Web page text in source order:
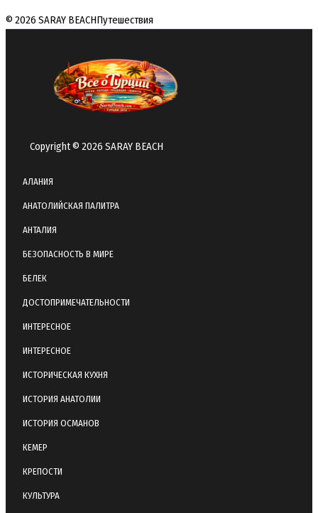
© 2026 SARAY BEACHПутешествия
Copyright © 2026 SARAY BEACH
АЛАНИЯ
АНАТОЛИЙСКАЯ ПАЛИТРА
АНТАЛИЯ
БЕЗОПАСНОСТЬ В МИРЕ
БЕЛЕК
ДОСТОПРИМЕЧАТЕЛЬНОСТИ
ИНТЕРЕСНОЕ
ИНТЕРЕСНОЕ
ИСТОРИЧЕСКАЯ КУХНЯ
ИСТОРИЯ АНАТОЛИИ
ИСТОРИЯ ОСМАНОВ
КЕМЕР
КРЕПОСТИ
КУЛЬТУРА